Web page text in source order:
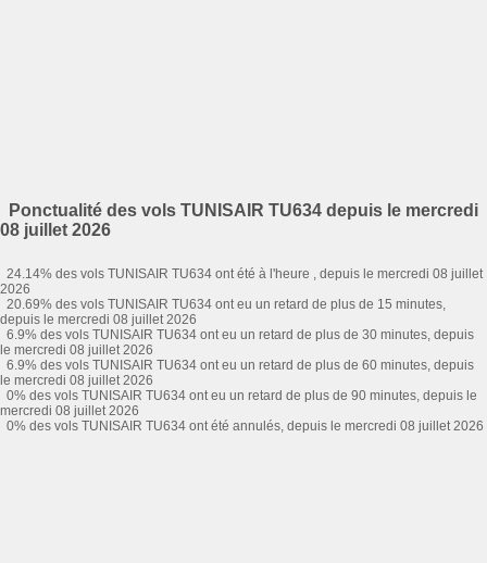
Ponctualité des vols TUNISAIR TU634 depuis le mercredi
08 juillet 2026
24.14% des vols TUNISAIR TU634 ont été à l'heure , depuis le mercredi 08 juillet
2026
20.69% des vols TUNISAIR TU634 ont eu un retard de plus de 15 minutes,
depuis le mercredi 08 juillet 2026
6.9% des vols TUNISAIR TU634 ont eu un retard de plus de 30 minutes, depuis
le mercredi 08 juillet 2026
6.9% des vols TUNISAIR TU634 ont eu un retard de plus de 60 minutes, depuis
le mercredi 08 juillet 2026
0% des vols TUNISAIR TU634 ont eu un retard de plus de 90 minutes, depuis le
mercredi 08 juillet 2026
0% des vols TUNISAIR TU634 ont été annulés, depuis le mercredi 08 juillet 2026